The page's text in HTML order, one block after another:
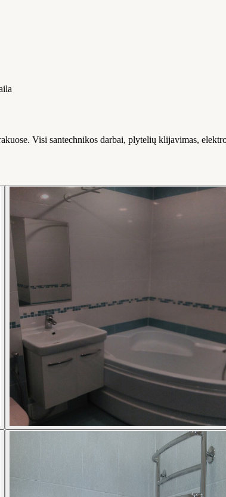
Visi santechnikos darbai, plytelių klijavimas,